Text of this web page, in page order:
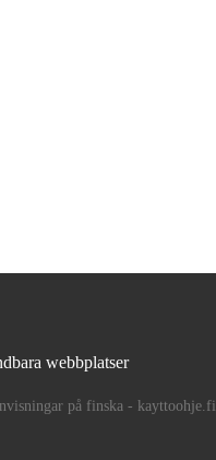
webbplatser
på finska - kayttoohje.fi